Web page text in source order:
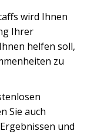
wird Ihnen
Ihrer
helfen soll,
zu
Sie auch
und